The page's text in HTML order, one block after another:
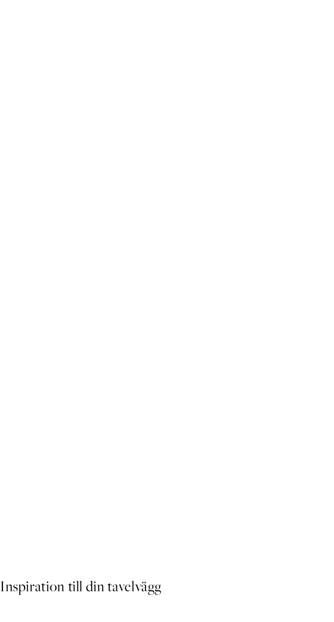
Inspiration till din tavelvägg